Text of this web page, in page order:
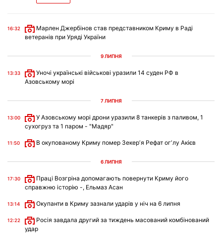
16:32
Марлен Джербінов став представником Криму в Раді
ветеранів при Уряді України
9 ЛИПНЯ
13:33
Уночі українські військові уразили 14 суден РФ в
Азовському морі
7 ЛИПНЯ
13:00
У Азовському морі дрони уразили 8 танкерів з паливом, 1
сухогруз та 1 паром - "Мадяр"
11:50 В окупованому Криму помер Зекерʼя Рефат огʼлу Акієв
6 ЛИПНЯ
17:30
Праці Возгріна допомагають повернути Криму його
справжню історію -, Ельмаз Асан
13:14 Окупанти в Криму зазнали ударів у ніч на 6 липня
12:22
Росія завдала другий за тиждень масований комбінований
удар